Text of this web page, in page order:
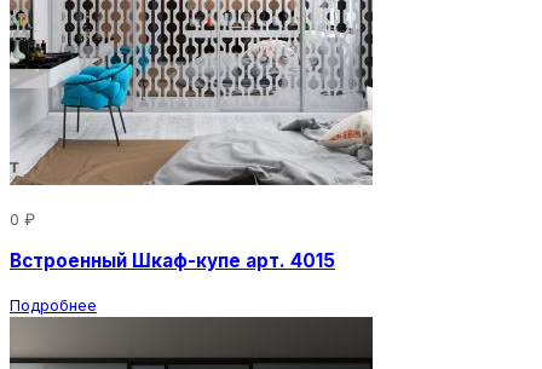
0 ₽
Встроенный Шкаф-купе арт. 4015
Подробнее